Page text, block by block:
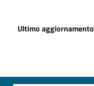
Ultimo aggiornamento